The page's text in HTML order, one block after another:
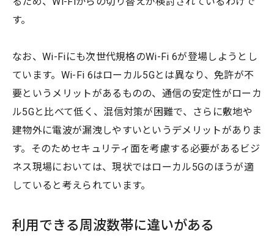
す。
なお、Wi-Fiにも次世代規格のWi-Fi 6が登場しようとし
ています。Wi-Fi 6はローカル5Gとは異なり、免許が不
要というメリットがあるものの、通信の安定性がローカ
ル5Gと比べて低く、混信対策が困難で、さらに敷地や
建物外に電波が漏洩しやすいというデメリットがありま
す。そのためセキュリティ面を考慮する必要があるビジ
ネス現場においては、現状ではローカル5Gのほうが適
していると考えられています。
利用できる周波数帯に違いがある